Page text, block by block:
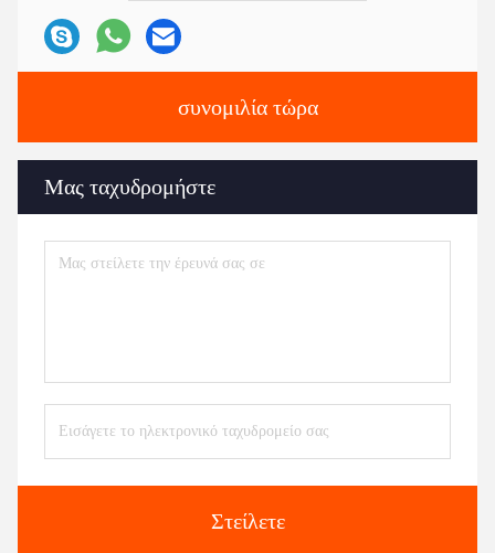
συνομιλία τώρα
Μας ταχυδρομήστε
Στείλετε